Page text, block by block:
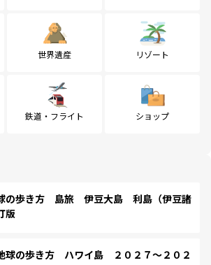
世界遺産 リゾート
鉄道・フライト ショップ
の歩き方 島旅 伊豆大島 利島（伊豆諸
版
球の歩き方 ハワイ島 ２０２７～２０２